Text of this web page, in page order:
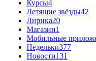
Курсы4
Летящие звёзды42
Лирика20
Магазин1
Мобильные
Недельки377
Новости131